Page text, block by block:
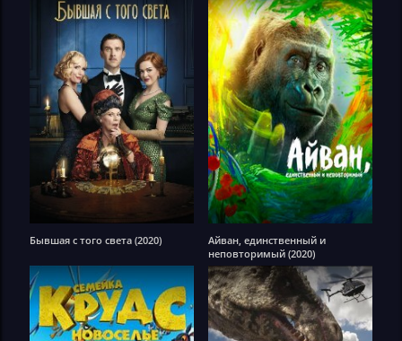
Бывшая с того света (2020)
Айван, единственный и
неповторимый (2020)